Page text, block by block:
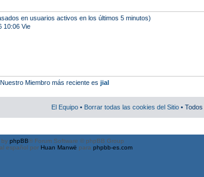
en usuarios activos en los últimos 5 minutos)
10:06 Vie
Nuestro Miembro más reciente es jial
El Equipo • Borrar todas las cookies del Sitio •
by phpBB® Forum Software © phpBB Group
español por Huan Manwë para phpbb-es.com